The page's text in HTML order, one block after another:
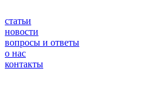
статьи
новости
вопросы и ответы
о нас
контакты